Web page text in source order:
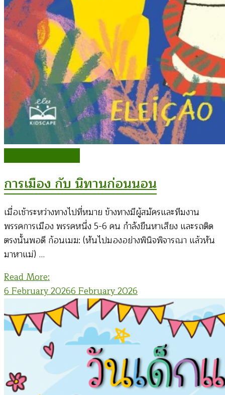
การเมือง กับ นิทานก่อนนอน
เมื่อเช้าระหว่างทางไปที่หมาย ข้างทางมีผู้สมัครและทีมงาน
พรรคการเมือง พรรคหนึ่ง 5-6 คน กำลังยืนหาเสียง และรถติด
ตรงนั้นพอดี ก้อนเมฆ: (หันไปมองอย่างพินิจพิจารณา แล้วหัน
มาหาแม่) …
Read More:
6 February 20266 February 2026